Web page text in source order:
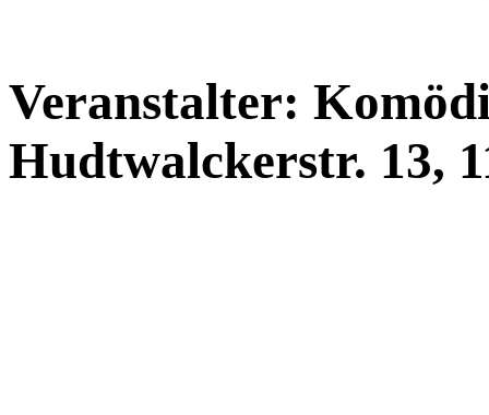
Veranstalter:
Hudtwalckerstr. 13,